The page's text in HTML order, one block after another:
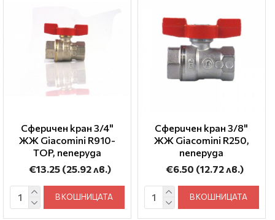
Сферичен кран 3/4"
ЖЖ Giacomini R910-
TOP, пеперуда
€13.25 (25.92 лв.)
В КОШНИЦАТА
Сферичен кран 3/8"
ЖЖ Giacomini R250,
пеперуда
€6.50 (12.72 лв.)
В КОШНИЦАТА